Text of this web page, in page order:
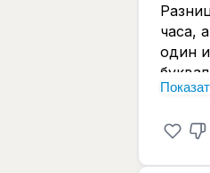
часа,
один
Если
«ну